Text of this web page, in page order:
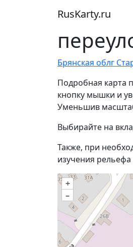
RusKarty.ru
Брянская облг
Подробная карта
кнопку мышки и
Уменьшив
Выбирайте на
Также, при
изучения
+
–